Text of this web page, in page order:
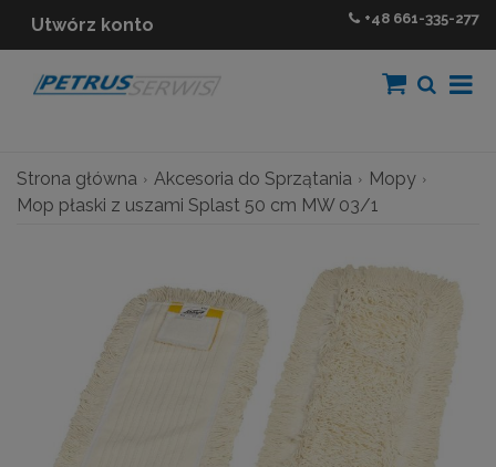
Utwórz konto +48 661-335-277
Strona główna Akcesoria do Sprzątania
Mopy
Mop płaski z uszami Splast 50 cm MW 03/1